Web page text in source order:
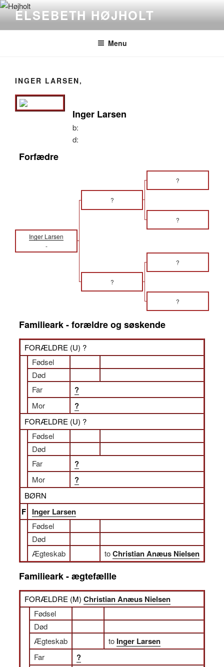
Videre
indhold
ELSEBETH HØJHOLT
Menu
INGER LARSEN,
Inger Larsen
b:
d:
Forfædre
?
?
?
Inger Larsen
-
?
?
?
Familieark - forældre og søskende
FORÆLDRE (U) ?
Fødsel
Død
Far
?
Mor ?
FORÆLDRE (U) ?
Fødsel
Død
Far
?
Mor ?
BØRN
F Inger Larsen
Fødsel
Død
Ægteskab
toChristian Anæus Nielsen
Familieark - ægtefællle
FORÆLDRE (M) Christian Anæus Nielsen
Fødsel
Død
Ægteskab
to Inger Larsen
Far ?